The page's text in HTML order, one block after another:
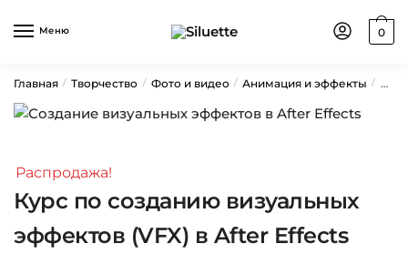
Меню 0
Главная / Творчество / Фото и видео / Анимация и эффекты /
Распродажа!
Курс по созданию визуальных
эффектов (VFX) в After Effects